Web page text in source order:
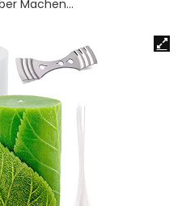
Machen…